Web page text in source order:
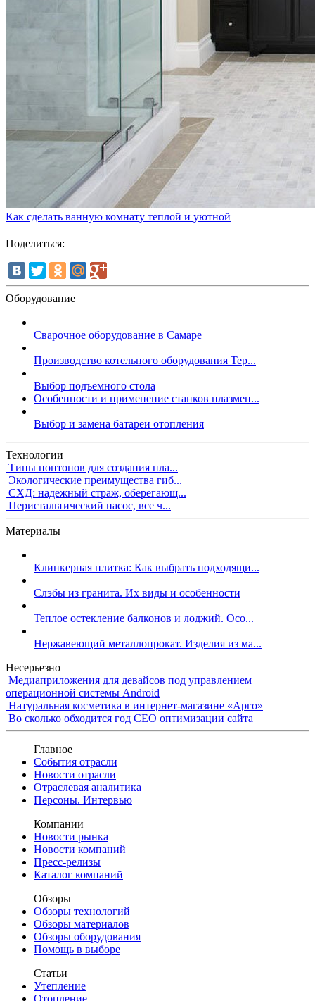
Как сделать ванную комнату теплой и уютной
Поделиться:
Оборудование
Сварочное оборудование в Самаре
Производство котельного оборудования Тер...
Выбор подъемного стола
Особенности и применение станков плазмен...
Выбор и замена батареи отопления
Технологии
Типы понтонов для создания пла...
Экологические преимущества гиб...
СХД: надежный страж, оберегающ...
Перистальтический насос, все ч...
Материалы
Клинкерная плитка: Как выбрать подходящи...
Слэбы из гранита. Их виды и особенности
Теплое остекление балконов и лоджий. Осо...
Нержавеющий металлопрокат. Изделия из ма...
Несерьезно
Медиаприложения для девайсов под управлением
операционной системы Android
Натуральная косметика в интернет-магазине «Арго»
Во сколько обходится год СЕО оптимизации сайта
Главное
События отрасли
Новости отрасли
Отраслевая аналитика
Персоны. Интервью
Компании
Новости рынка
Новости компаний
Пресс-релизы
Каталог компаний
Обзоры
Обзоры технологий
Обзоры материалов
Обзоры оборудования
Помощь в выборе
Статьи
Утепление